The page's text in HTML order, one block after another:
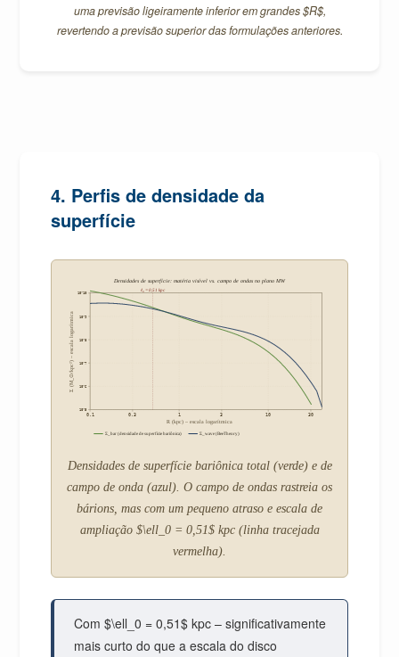
uma previsão ligeiramente inferior em grandes $R$,
revertendo a previsão superior das formulações anteriores.
4. Perfis de densidade da
superfície
Densidades de superfície: matéria visível vs. campo de ondas no plano MW
0.1 0.3 1 3 10 30
10^5
10^6
10^7
10^8
10^9
10^10
ℓ₀ = 0,51 kpc
R (kpc) – escala logarítmica
Σ (M_⊙/kpc²) – escala logarítmica
Σ_bar (densidade de superfície bariônica) Σ_wave (BeeTheory)
Densidades de superfície bariônica total (verde) e de
campo de onda (azul). O campo de ondas rastreia os
bárions, mas com um pequeno atraso e escala de
ampliação $\ell_0 = 0,51$ kpc (linha tracejada
vermelha).
Com $\ell_0 = 0,51$ kpc – significativamente
mais curto do que a escala do disco